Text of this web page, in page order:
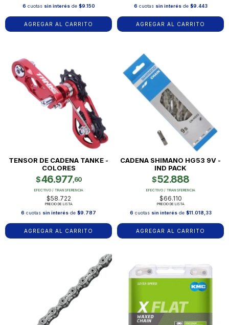
6 cuotas sin interésde $9.150 6 cuotas sin interésde $9.443
TENSOR DE CADENA TANKE -
COLORES
$46.977,60
EFECTIVO / TRANSFERENCIA
$58.722
PRECIO DE LISTA
6 cuotas sin interés de $9.787
AGREGAR AL CARRITO
CADENA SHIMANO HG53 9V -
IND PACK
$52.888
EFECTIVO / TRANSFERENCIA
$66.110
PRECIO DE LISTA
6 cuotas sin interésde $11.018,33